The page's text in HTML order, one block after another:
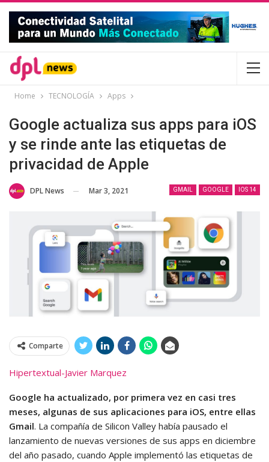
Home TECNOLOGÍA Apps
Google actualiza sus apps para iOS
y se rinde ante las etiquetas de
privacidad de Apple
GMAIL GOOGLE IOS 14
DPL News Mar 3, 2021
Comparte
Hipertextual-Javier Marquez
Google ha actualizado, por primera vez en casi tres
meses, algunas de sus aplicaciones para iOS, entre ellas
Gmail. La compañía de Silicon Valley había pausado el
lanzamiento de nuevas versiones de sus apps en diciembre
del año pasado, cuando Apple implementó las etiquetas de